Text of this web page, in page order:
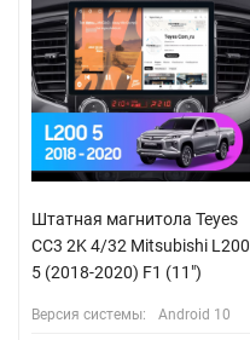
Штатная магнитола Teyes
CC3 2K 4/32 Mitsubishi L200
5 (2018-2020) F1 (11")
Версия системы: Android 10